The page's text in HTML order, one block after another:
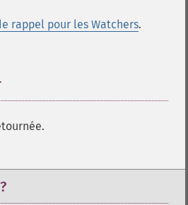
rappel pour les Watchers.